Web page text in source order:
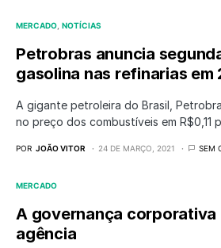
MERCADO NOTÍCIAS
Petrobras anuncia
gasolina nas refinarias em
A gigante petroleira do Brasil,
no preço dos combustíveis em
POR JOÃO VITOR 24 DE MARÇO, 2021 SEM
MERCADO
A governança corporativa
agência